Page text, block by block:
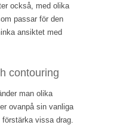
också, med olika
passar för den
ansiktet med
contouring
man olika
ovanpå sin vanliga
vissa drag.